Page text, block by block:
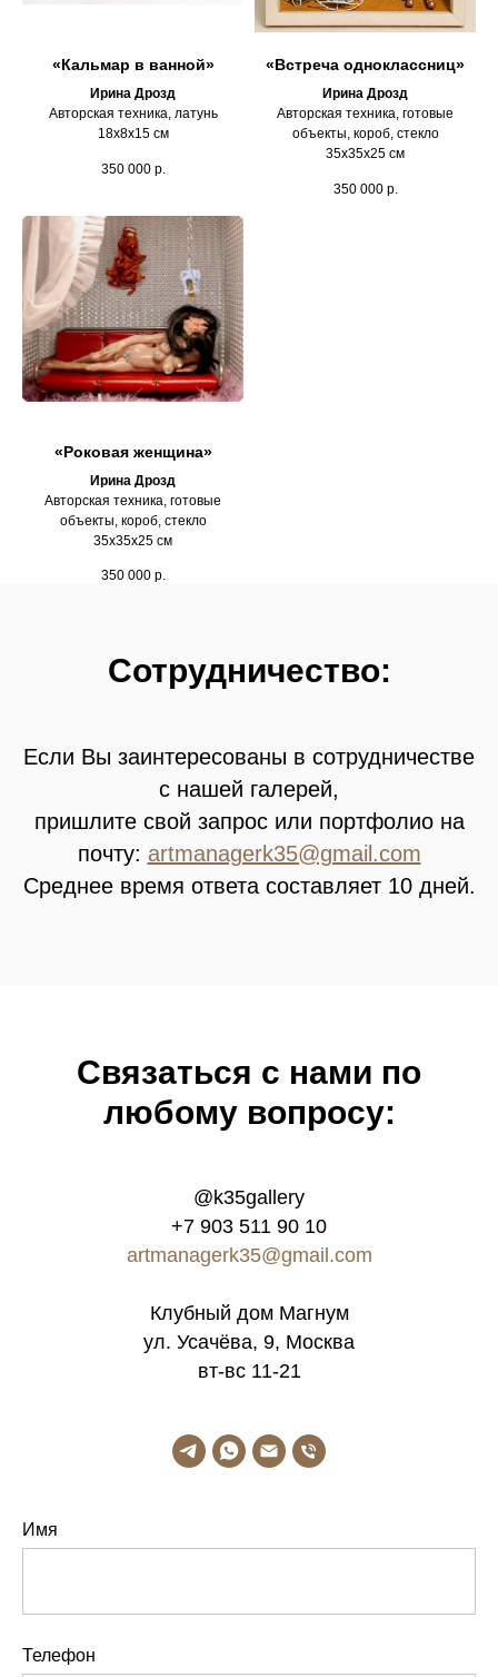
«Кальмар в ванной»
Ирина Дрозд
Авторская техника, латунь
18х8х15 см
350 000 р.
«Встреча одноклассниц»
Ирина Дрозд
Авторская техника, готовые
объекты, короб, стекло
35х35х25 см
350 000 р.
«Роковая женщина»
Ирина Дрозд
Авторская техника, готовые
объекты, короб, стекло
35х35х25 см
350 000 р.
Сотрудничество:
Если Вы заинтересованы в сотрудничестве
с нашей галерей,
пришлите свой запрос или портфолио на
почту: artmanagerk35@gmail.com
Среднее время ответа составляет 10 дней.
Связатьcя с нами по
любому вопросу:
@k35gallery
+7 903 511 90 10
artmanagerk35@gmail.com
Клубный дом Магнум
ул. Усачёва, 9, Москва
вт-вс 11-21
Имя
Телефон